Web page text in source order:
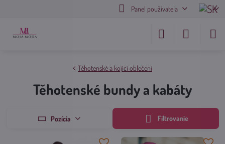
Panel používateľa
Těhotenské a kojící oblečení
Těhotenské bundy a kabáty
Pozícia Filtrovanie